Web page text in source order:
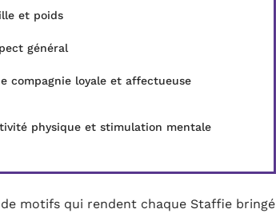
et poids
général
compagnie loyale et affectueuse
physique et stimulation mentale
motifs qui rendent chaque Staffie bringé